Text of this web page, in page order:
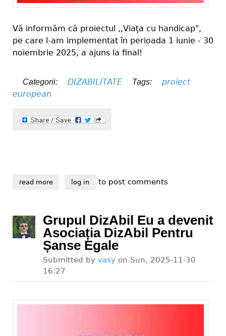
Vă informăm că proiectul ,,Viața cu handicap",
pe care l-am implementat în perioada 1 iunie - 30
noiembrie 2025, a ajuns la final!
Categorii: DIZABILITATE Tags:
proiect
european
read moreabout viața cu handicap, final de proiect
log in to post comments
Grupul DizAbil Eu a devenit
Asociația DizAbil Pentru
Șanse Egale
Submitted by vasy on Sun, 2025-11-30
16:27